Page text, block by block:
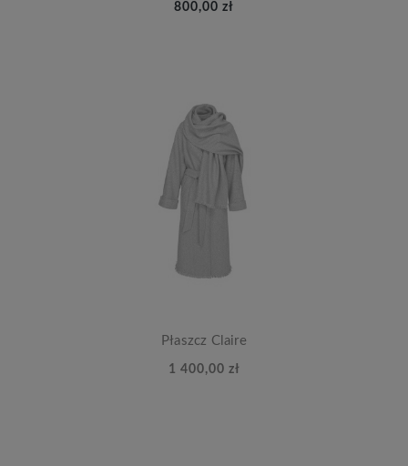
800,00 zł
Płaszcz Claire
1 400,00 zł